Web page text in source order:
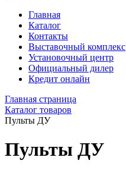
Главная
Каталог
Контакты
Выставочный комплекс
Установочный центр
Официальный дилер
Кредит онлайн
Главная страница
Каталог товаров
Пульты ДУ
Пульты ДУ